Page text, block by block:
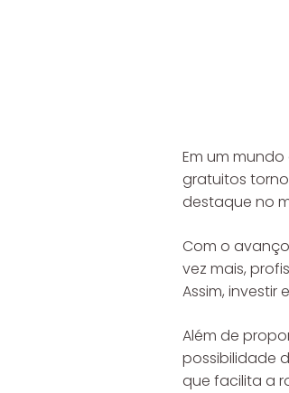
Em um
gratuitos
destaque no
Com o
vez mais,
Assim,
Além de
possibilidade
que facilita a